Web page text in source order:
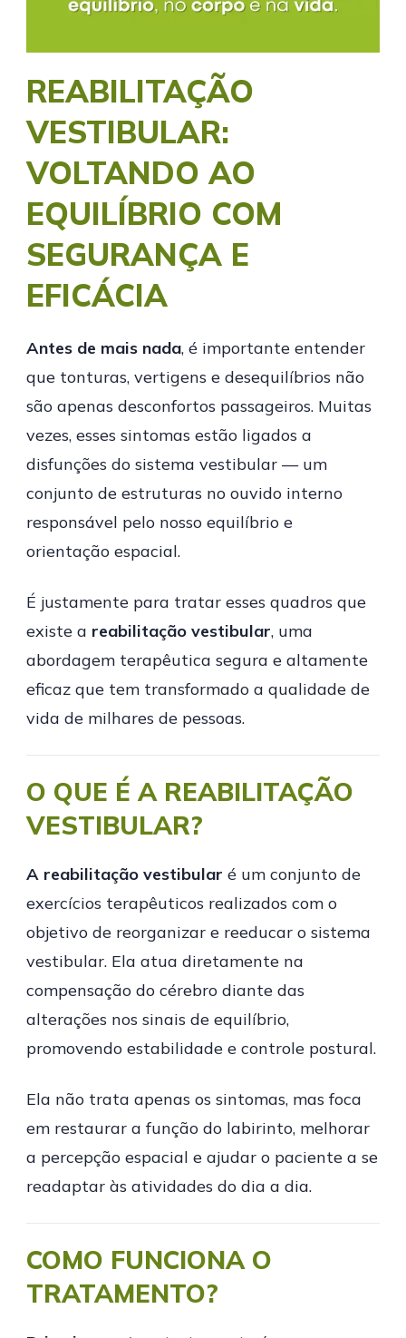
REABILITAÇÃO
VESTIBULAR:
VOLTANDO AO
EQUILÍBRIO COM
SEGURANÇA E
EFICÁCIA
Antes de mais nada, é importante entender
que tonturas, vertigens e desequilíbrios não
são apenas desconfortos passageiros. Muitas
vezes, esses sintomas estão ligados a
disfunções do sistema vestibular — um
conjunto de estruturas no ouvido interno
responsável pelo nosso equilíbrio e
orientação espacial.
É justamente para tratar esses quadros que
existe a reabilitação vestibular, uma
abordagem terapêutica segura e altamente
eficaz que tem transformado a qualidade de
vida de milhares de pessoas.
O QUE É A REABILITAÇÃO
VESTIBULAR?
A reabilitação vestibular é um conjunto de
exercícios terapêuticos realizados com o
objetivo de reorganizar e reeducar o sistema
vestibular. Ela atua diretamente na
compensação do cérebro diante das
alterações nos sinais de equilíbrio,
promovendo estabilidade e controle postural.
Ela não trata apenas os sintomas, mas foca
em restaurar a função do labirinto, melhorar
a percepção espacial e ajudar o paciente a se
readaptar às atividades do dia a dia.
COMO FUNCIONA O
TRATAMENTO?